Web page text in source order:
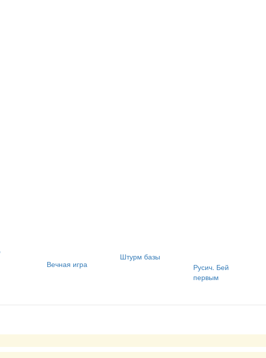
Вечная игра
Штурм базы
Русич. Бей
первым